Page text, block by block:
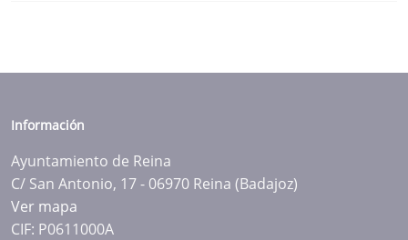
Información
Ayuntamiento de Reina
C/ San Antonio, 17 - 06970 Reina (Badajoz)
Ver mapa
CIF: P0611000A